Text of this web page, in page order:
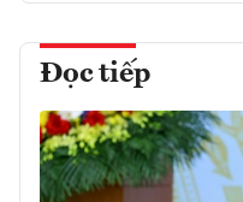
Đọc tiếp